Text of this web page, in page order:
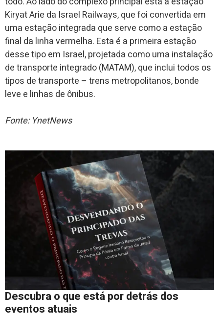
Kiryat Arie da Israel Railways, que foi convertida em
uma estação integrada que serve como a estação
final da linha vermelha. Esta é a primeira estação
desse tipo em Israel, projetada como uma instalação
de transporte integrado (MATAM), que inclui todos os
tipos de transporte – trens metropolitanos, bonde
leve e linhas de ônibus.
Fonte: YnetNews
Descubra o que está por detrás dos
eventos atuais